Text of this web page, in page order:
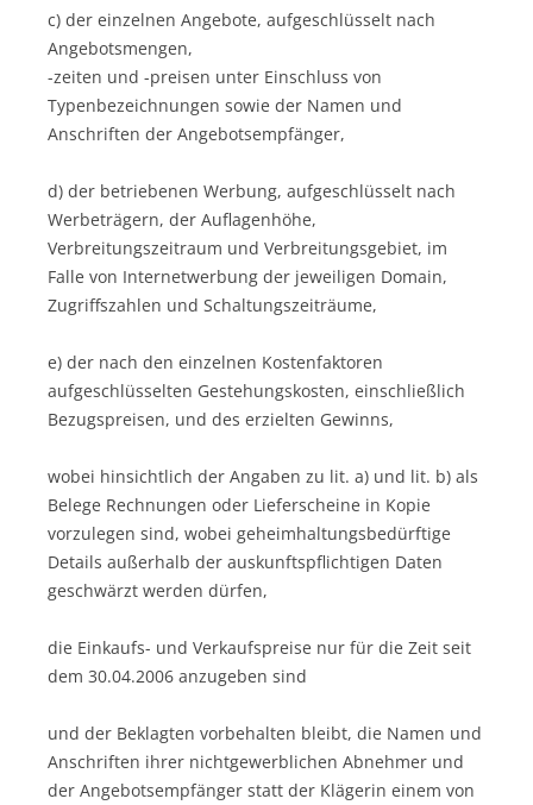
c) der einzelnen Angebote, aufgeschlüsselt nach
Angebotsmengen,
-zeiten und -preisen unter Einschluss von
Typenbezeichnungen sowie der Namen und
Anschriften der Angebotsempfänger,
d) der betriebenen Werbung, aufgeschlüsselt nach
Werbeträgern, der Auflagenhöhe,
Verbreitungszeitraum und Verbreitungsgebiet, im
Falle von Internetwerbung der jeweiligen Domain,
Zugriffszahlen und Schaltungszeiträume,
e) der nach den einzelnen Kostenfaktoren
aufgeschlüsselten Gestehungskosten, einschließlich
Bezugspreisen, und des erzielten Gewinns,
wobei hinsichtlich der Angaben zu lit. a) und lit. b) als
Belege Rechnungen oder Lieferscheine in Kopie
vorzulegen sind, wobei geheimhaltungsbedürftige
Details außerhalb der auskunftspflichtigen Daten
geschwärzt werden dürfen,
die Einkaufs- und Verkaufspreise nur für die Zeit seit
dem 30.04.2006 anzugeben sind
und der Beklagten vorbehalten bleibt, die Namen und
Anschriften ihrer nichtgewerblichen Abnehmer und
der Angebotsempfänger statt der Klägerin einem von